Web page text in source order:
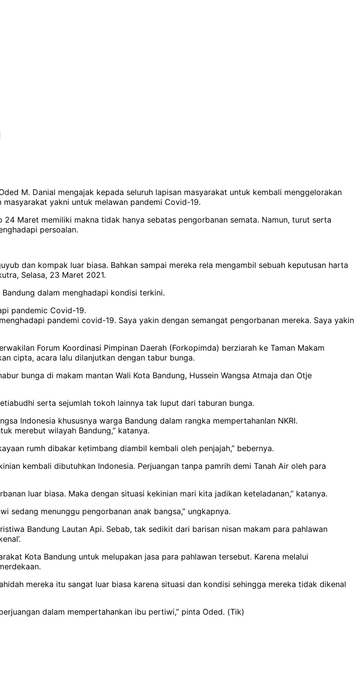
M. Danial mengajak kepada seluruh lapisan masyarakat untuk kembali menggelorakan
yakni untuk melawan pandemi Covid-19.
Maret memiliki makna tidak hanya sebatas pengorbanan semata. Namun, turut serta
persoalan.
dan kompak luar biasa. Bahkan sampai mereka rela mengambil sebuah keputusan harta
Selasa, 23 Maret 2021.
dalam menghadapi kondisi terkini.
pandemic Covid-19.
pandemi covid-19. Saya yakin dengan semangat pengorbanan mereka. Saya yakin
Forum Koordinasi Pimpinan Daerah (Forkopimda) berziarah ke Taman Makam
cipta, acara lalu dilanjutkan dengan tabur bunga.
bunga di makam mantan Wali Kota Bandung, Hussein Wangsa Atmaja dan Otje
serta sejumlah tokoh lainnya tak luput dari taburan bunga.
Indonesia khususnya warga Bandung dalam rangka mempertahanlan NKRI.
merebut wilayah Bandung,” katanya.
rumh dibakar ketimbang diambil kembali oleh penjajah,” bebernya.
kembali dibutuhkan Indonesia. Perjuangan tanpa pamrih demi Tanah Air oleh para
luar biasa. Maka dengan situasi kekinian mari kita jadikan keteladanan,” katanya.
sedang menunggu pengorbanan anak bangsa,” ungkapnya.
Bandung Lautan Api. Sebab, tak sedikit dari barisan nisan makam para pahlawan
Kota Bandung untuk melupakan jasa para pahlawan tersebut. Karena melalui
mereka itu sangat luar biasa karena situasi dan kondisi sehingga mereka tidak dikenal
dalam mempertahankan ibu pertiwi,” pinta Oded. (Tik)